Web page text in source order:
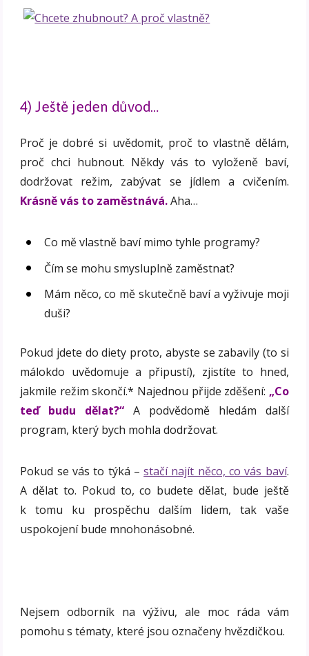
4) Ještě jeden důvod…
Proč je dobré si uvědomit, proč to vlastně dělám,
proč chci hubnout. Někdy vás to vyloženě baví,
dodržovat režim, zabývat se jídlem a cvičením.
Krásně vás to zaměstnává.Aha…
Co mě vlastně baví mimo tyhle programy?
Čím se mohu smysluplně zaměstnat?
Mám něco, co mě skutečně baví a vyživuje moji
duši?
Pokud jdete do diety proto, abyste se zabavily (to si
málokdo uvědomuje a připustí), zjistíte to hned,
jakmile režim skončí.* Najednou přijde zděšení: „Co
teď budu dělat?“ A podvědomě hledám další
program, který bych mohla dodržovat.
Pokud se vás to týká –stačí najít něco, co vás baví.
A dělat to. Pokud to, co budete dělat, bude ještě
k tomu ku prospěchu dalším lidem, tak vaše
uspokojení bude mnohonásobné.
Nejsem odborník na výživu, ale moc ráda vám
pomohu s tématy, které jsou označeny hvězdičkou.